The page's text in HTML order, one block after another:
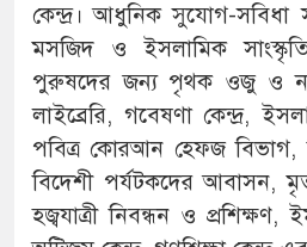
কেন্দ্র। আধুনিক সুযোগ-সবিধা
মসজিদ ও ইসলামিক
পুরুষদের জন্য পৃথক ওজু ও
লাইব্রেরি, গবেষণা কেন্দ্র,
পবিত্র কোরআন হেফজ বিভাগ,
বিদেশী পর্যটকদের আবাসন,
হজ্বযাত্রী নিবন্ধন ও প্রশিক্ষণ,